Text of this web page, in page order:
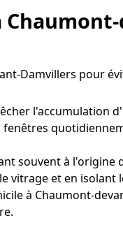
Damvillers pour
l'accumulation
fenêtres
souvent à l'origine
vitrage et en isolant
à Chaumont-